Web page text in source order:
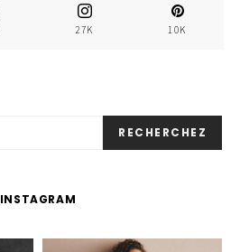
27K 10K
RECHERCHEZ
INSTAGRAM